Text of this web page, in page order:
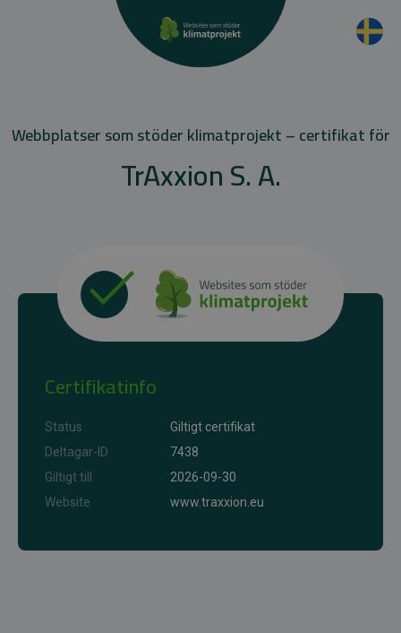
Webbplatser som stöder klimatprojekt – certifikat för
TrAxxion S. A.
Certifikatinfo
Status
Giltigt certifikat
Deltagar-ID
7438
Giltigt till
2026-09-30
Website
www.traxxion.eu